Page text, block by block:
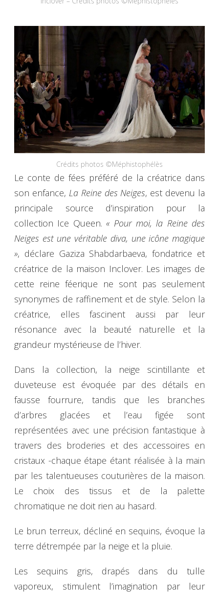
Crédits photos ©Méphistophélès
Le conte de fées préféré de la créatrice dans
son enfance, La Reine des Neiges, est devenu la
principale source d’inspiration pour la
collection Ice Queen.« Pour moi, la Reine des
Neiges est une véritable diva, une icône magique
», déclare Gaziza Shabdarbaeva, fondatrice et
créatrice de la maison Inclover. Les images de
cette reine féerique ne sont pas seulement
synonymes de raffinement et de style. Selon la
créatrice, elles fascinent aussi par leur
résonance avec la beauté naturelle et la
grandeur mystérieuse de l’hiver.
Dans la collection, la neige scintillante et
duveteuse est évoquée par des détails en
fausse fourrure, tandis que les branches
d’arbres glacées et l’eau figée sont
représentées avec une précision fantastique à
travers des broderies et des accessoires en
cristaux -chaque étape étant réalisée à la main
par les talentueuses couturières de la maison.
Le choix des tissus et de la palette
chromatique ne doit rien au hasard.
Le brun terreux, décliné en sequins, évoque la
terre détrempée par la neige et la pluie.
Les sequins gris, drapés dans du tulle
vaporeux, stimulent l’imagination par leur